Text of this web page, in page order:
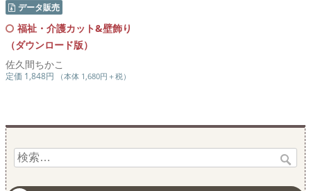
データ販売
福祉・介護カット&壁飾り
（ダウンロード版）
佐久間ちかこ
定価 1,848円 （本体 1,680円＋税）
検